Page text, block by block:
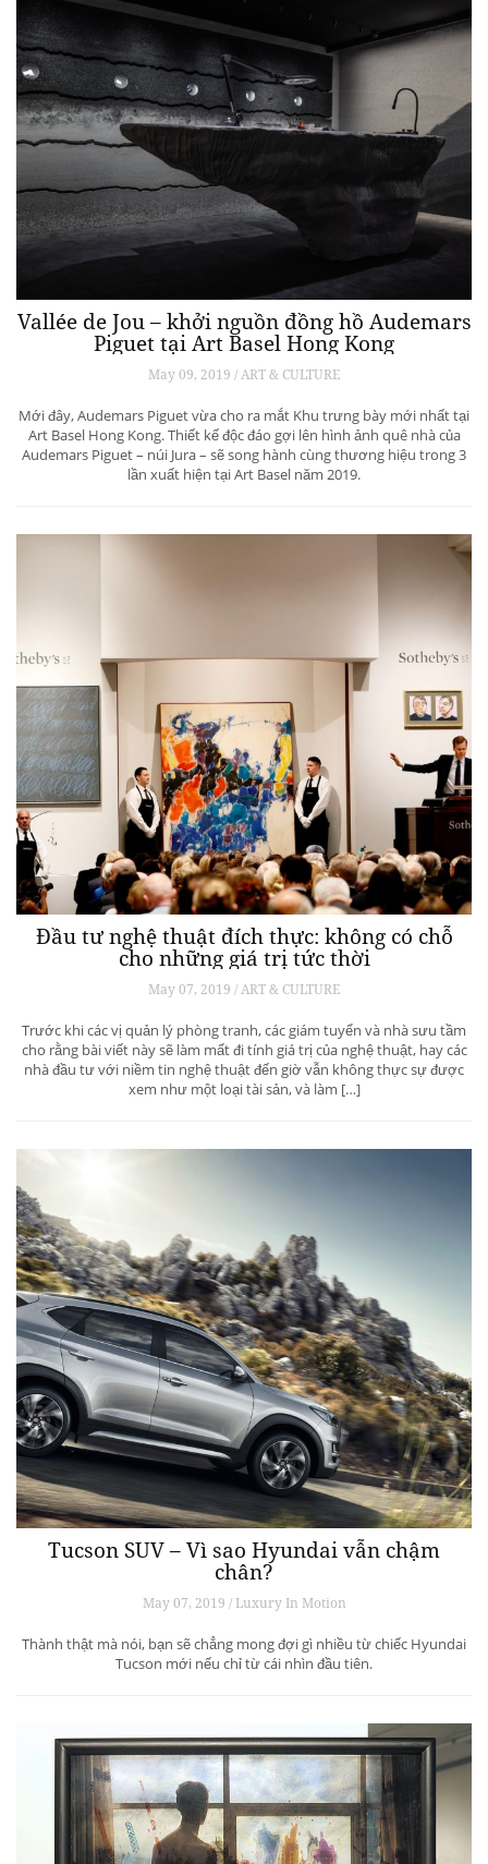
Vallée de Jou – khởi nguồn đồng hồ Audemars
Piguet tại Art Basel Hong Kong
May 09, 2019 / ART & CULTURE
Mới đây, Audemars Piguet vừa cho ra mắt Khu trưng bày mới nhất tại
Art Basel Hong Kong. Thiết kế độc đáo gợi lên hình ảnh quê nhà của
Audemars Piguet – núi Jura – sẽ song hành cùng thương hiệu trong 3
lần xuất hiện tại Art Basel năm 2019.
Đầu tư nghệ thuật đích thực: không có chỗ
cho những giá trị tức thời
May 07, 2019 / ART & CULTURE
Trước khi các vị quản lý phòng tranh, các giám tuyển và nhà sưu tầm
cho rằng bài viết này sẽ làm mất đi tính giá trị của nghệ thuật, hay các
nhà đầu tư với niềm tin nghệ thuật đến giờ vẫn không thực sự được
xem như một loại tài sản, và làm […]
Tucson SUV – Vì sao Hyundai vẫn chậm
chân?
May 07, 2019 / Luxury In Motion
Thành thật mà nói, bạn sẽ chẳng mong đợi gì nhiều từ chiếc Hyundai
Tucson mới nếu chỉ từ cái nhìn đầu tiên.